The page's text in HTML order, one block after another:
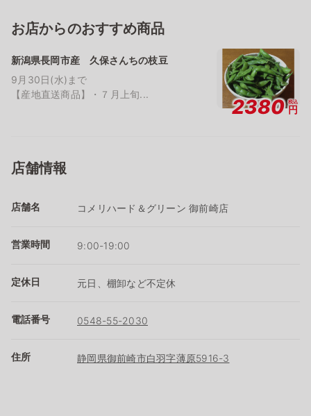
お店からのおすすめ商品
新潟県長岡市産 久保さんちの枝豆
9月30日(水)まで
【産地直送商品】・７月上旬...
2380 税込
円
店舗情報
店舗名 コメリハード＆グリーン 御前崎店
営業時間 9:00-19:00
定休日 元日、棚卸など不定休
電話番号 0548-55-2030
住所 静岡県御前崎市白羽字薄原5916-3